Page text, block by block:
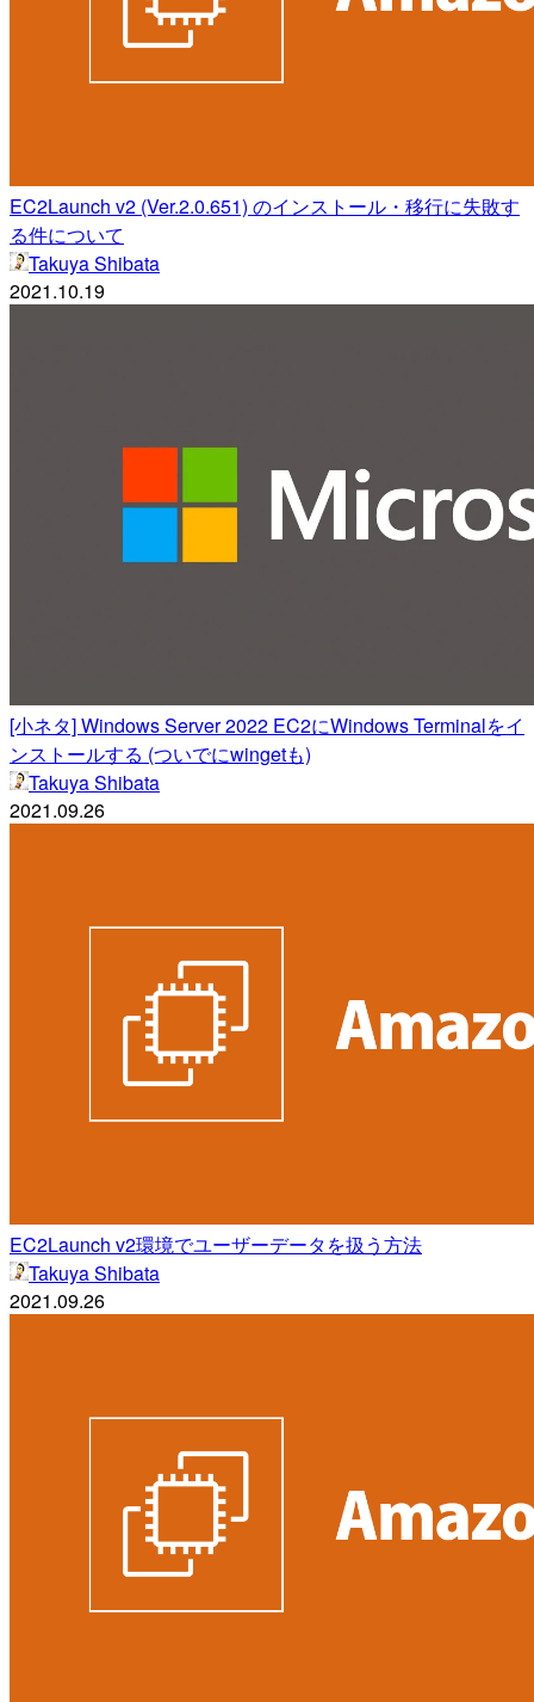
EC2Launch v2 (Ver.2.0.651) のインストール・移行に失敗す
る件について
Takuya Shibata
2021.10.19
[小ネタ] Windows Server 2022 EC2にWindows Terminalをイ
ンストールする (ついでにwingetも)
Takuya Shibata
2021.09.26
EC2Launch v2環境でユーザーデータを扱う方法
Takuya Shibata
2021.09.26